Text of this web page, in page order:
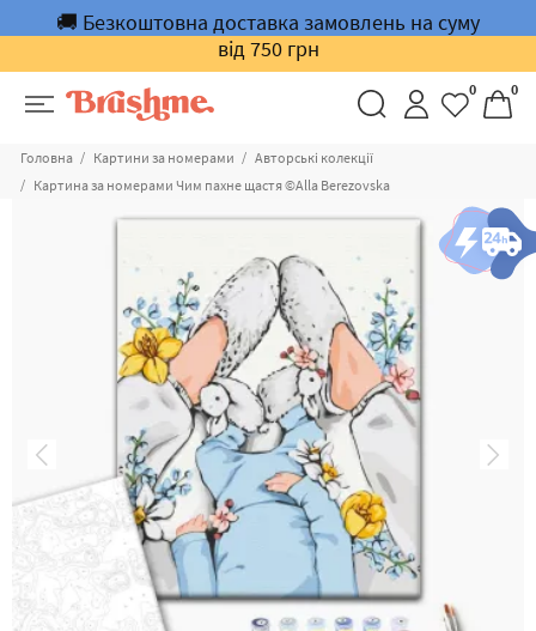
🚚 Безкоштовна доставка замовлень на суму
від 750 грн
0 0
Головна Картини за номерами
Авторські колекції
Картина за номерами Чим пахне щастя ©Alla Berezovska